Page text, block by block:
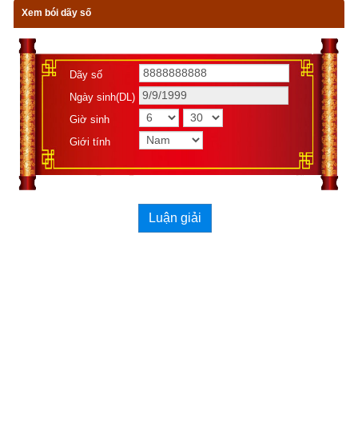
Xem bói dãy số
Dãy số
Ngày sinh(DL)
Giờ sinh
Giới tính
Luận giải